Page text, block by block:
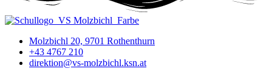
Molzbichl 20, 9701 Rothenthurn
+43 4767 210
direktion@vs-molzbichl.ksn.at